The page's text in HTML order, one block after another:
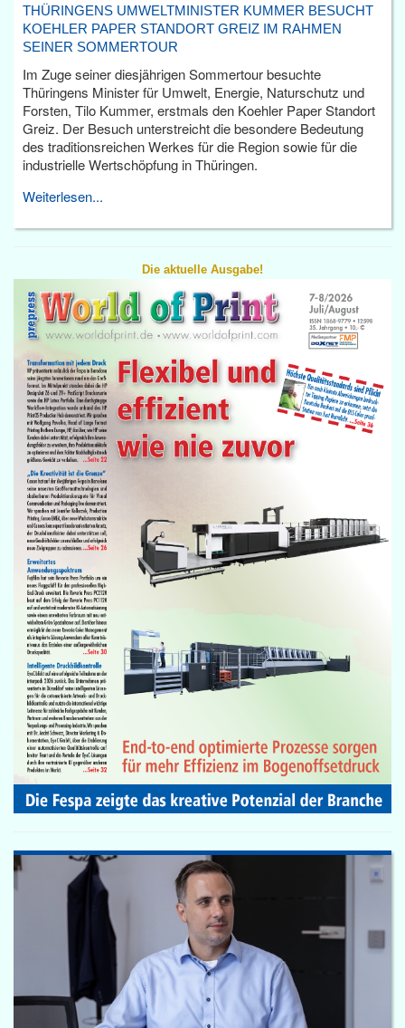
THÜRINGENS UMWELTMINISTER KUMMER BESUCHT
KOEHLER PAPER STANDORT GREIZ IM RAHMEN
SEINER SOMMERTOUR
Im Zuge seiner diesjährigen Sommertour besuchte
Thüringens Minister für Umwelt, Energie, Naturschutz und
Forsten, Tilo Kummer, erstmals den Koehler Paper Standort
Greiz. Der Besuch unterstreicht die besondere Bedeutung
des traditionsreichen Werkes für die Region sowie für die
industrielle Wertschöpfung in Thüringen.
Weiterlesen...
Die aktuelle Ausgabe!